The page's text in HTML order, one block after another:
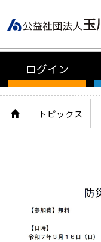
ログイン
HOMEトピックス